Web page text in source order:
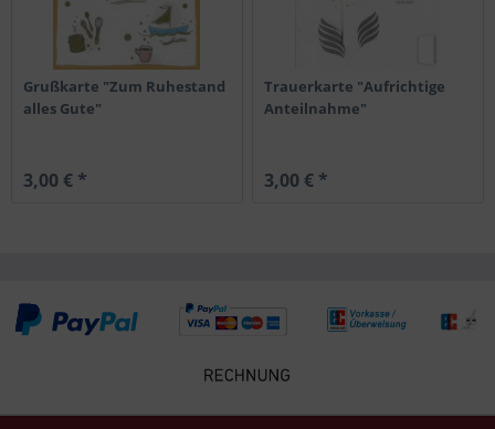
Grußkarte "Zum Ruhestand
alles Gute"
3,00 € *
Trauerkarte "Aufrichtige
Anteilnahme"
3,00 € *